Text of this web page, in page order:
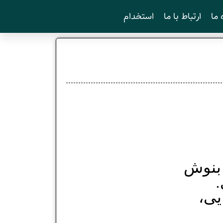
ما ارتباط با ما استخدام
ﺑﻨﻮﺵ